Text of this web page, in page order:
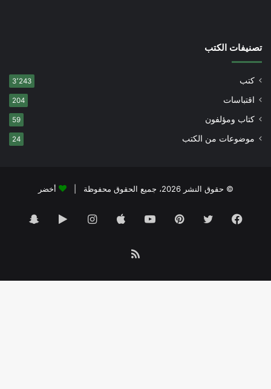
تصنيفات الكتب
كتب 3٬243
اقتباسات 204
كتاب ومؤلفون 59
موضوعات من الكتب 24
© حقوق النشر 2026، جميع الحقوق محفوظة | أخضر
فيسبوك تويتر بينتيريستيوتيوب انستقرام‏Google
ملخص
الموقع